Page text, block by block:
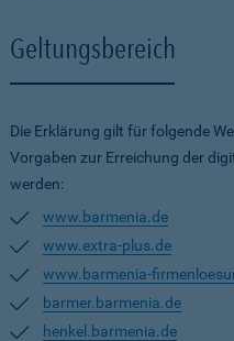
Geltungsbereich
Die Erklärung gilt für folgende
Vorgaben zur Erreichung der
werden:
www.barmenia.de
www.extra-plus.de
www.barmenia-
barmer.barmenia.de
henkel.barmenia.de